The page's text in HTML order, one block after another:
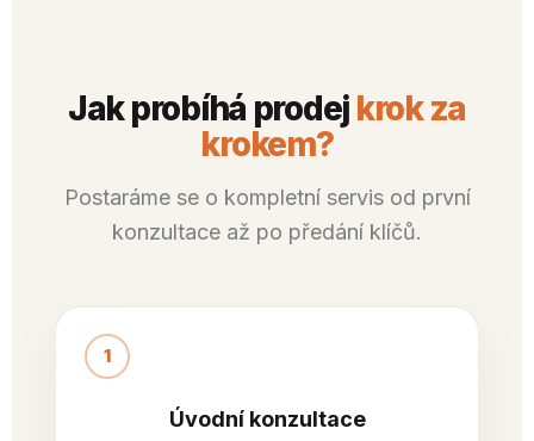
Jak probíhá prodej krok za
krokem?
Postaráme se o kompletní servis od první
konzultace až po předání klíčů.
1
Úvodní konzultace